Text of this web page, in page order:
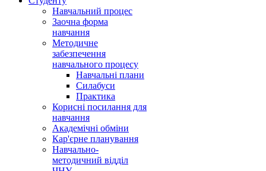
Навчальний процес
Заочна форма
навчання
Методичне
забезпечення
навчального процесу
Навчальні плани
Силабуси
Практика
Корисні посилання для
навчання
Академічні обміни
Кар'єрне планування
Навчально-
методичний відділ